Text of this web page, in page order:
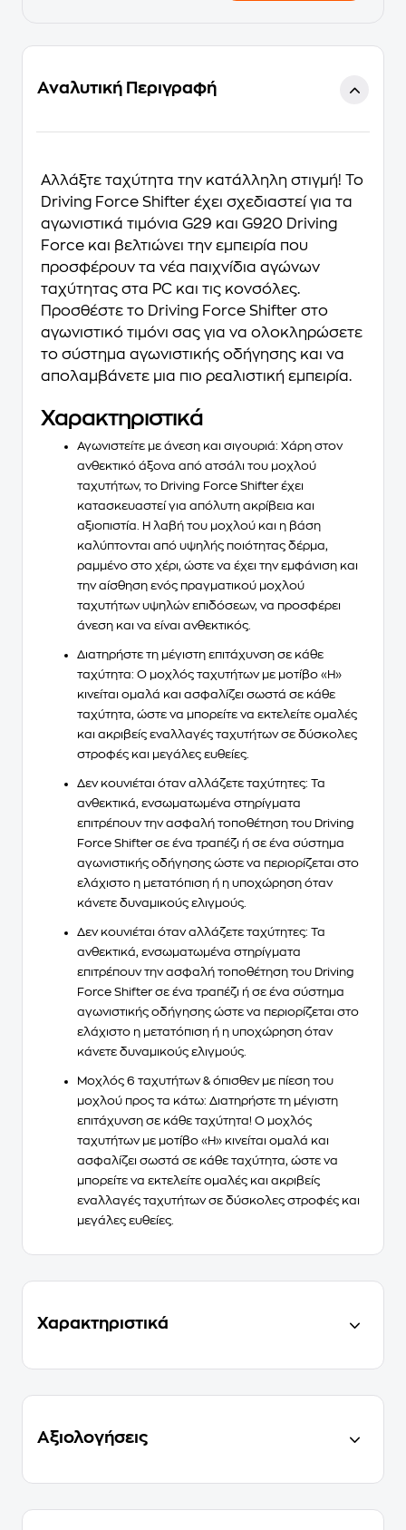
Αναλυτική Περιγραφή
Αλλάξτε ταχύτητα την κατάλληλη στιγμή! Το
Driving Force Shifter έχει σχεδιαστεί για τα
αγωνιστικά τιμόνια G29 και G920 Driving
Force και βελτιώνει την εμπειρία που
προσφέρουν τα νέα παιχνίδια αγώνων
ταχύτητας στα PC και τις κονσόλες.
Προσθέστε το Driving Force Shifter στο
αγωνιστικό τιμόνι σας για να ολοκληρώσετε
το σύστημα αγωνιστικής οδήγησης και να
απολαμβάνετε μια πιο ρεαλιστική εμπειρία.
Χαρακτηριστικά
Αγωνιστείτε με άνεση και σιγουριά: Χάρη στον
ανθεκτικό άξονα από ατσάλι του μοχλού
ταχυτήτων, το Driving Force Shifter έχει
κατασκευαστεί για απόλυτη ακρίβεια και
αξιοπιστία. Η λαβή του μοχλού και η βάση
καλύπτονται από υψηλής ποιότητας δέρμα,
ραμμένο στο χέρι, ώστε να έχει την εμφάνιση και
την αίσθηση ενός πραγματικού μοχλού
ταχυτήτων υψηλών επιδόσεων, να προσφέρει
άνεση και να είναι ανθεκτικός.
Διατηρήστε τη μέγιστη επιτάχυνση σε κάθε
ταχύτητα: Ο μοχλός ταχυτήτων με μοτίβο «H»
κινείται ομαλά και ασφαλίζει σωστά σε κάθε
ταχύτητα, ώστε να μπορείτε να εκτελείτε ομαλές
και ακριβείς εναλλαγές ταχυτήτων σε δύσκολες
στροφές και μεγάλες ευθείες.
Δεν κουνιέται όταν αλλάζετε ταχύτητες: Τα
ανθεκτικά, ενσωματωμένα στηρίγματα
επιτρέπουν την ασφαλή τοποθέτηση του Driving
Force Shifter σε ένα τραπέζι ή σε ένα σύστημα
αγωνιστικής οδήγησης ώστε να περιορίζεται στο
ελάχιστο η μετατόπιση ή η υποχώρηση όταν
κάνετε δυναμικούς ελιγμούς.
Δεν κουνιέται όταν αλλάζετε ταχύτητες: Τα
ανθεκτικά, ενσωματωμένα στηρίγματα
επιτρέπουν την ασφαλή τοποθέτηση του Driving
Force Shifter σε ένα τραπέζι ή σε ένα σύστημα
αγωνιστικής οδήγησης ώστε να περιορίζεται στο
ελάχιστο η μετατόπιση ή η υποχώρηση όταν
κάνετε δυναμικούς ελιγμούς.
Μοχλός 6 ταχυτήτων & όπισθεν με πίεση του
μοχλού προς τα κάτω: Διατηρήστε τη μέγιστη
επιτάχυνση σε κάθε ταχύτητα! Ο μοχλός
ταχυτήτων με μοτίβο «H» κινείται ομαλά και
ασφαλίζει σωστά σε κάθε ταχύτητα, ώστε να
μπορείτε να εκτελείτε ομαλές και ακριβείς
εναλλαγές ταχυτήτων σε δύσκολες στροφές και
μεγάλες ευθείες.
Χαρακτηριστικά
Αξιολογήσεις